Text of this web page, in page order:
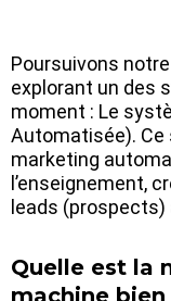
Poursuivons
explorant un des
moment : Le
Automatisée). Ce
marketing
l’enseignement,
leads
Quelle est la
machine bien